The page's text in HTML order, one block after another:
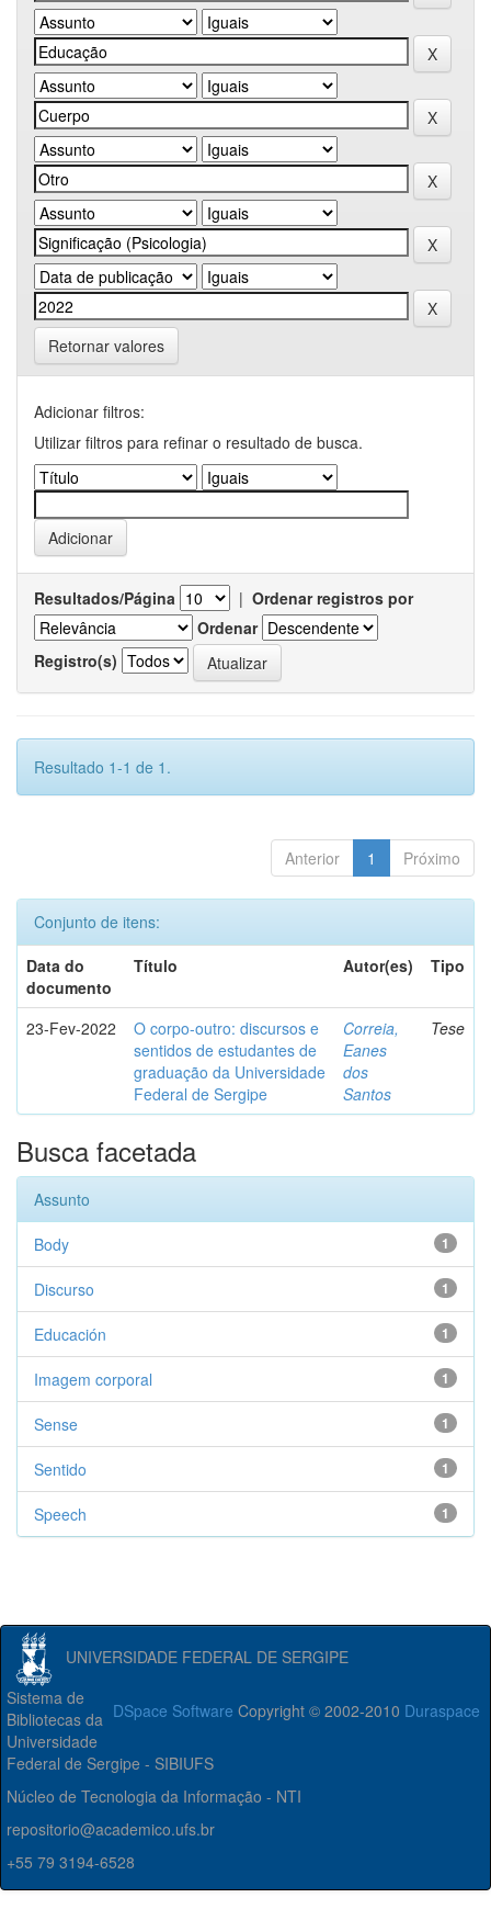
Retornar valores
Adicionar filtros:
Utilizar filtros para refinar o resultado de busca.
Resultados/Página | Ordenar registros por
Ordenar
Registro(s)
Resultado 1-1 de 1.
Anterior 1 Próximo
Conjunto de itens:
Data do
documento
Título Autor(es) Tipo
23-Fev-2022
O corpo-outro: discursos e
sentidos de estudantes de
graduação da Universidade
Federal de Sergipe
Correia,
Eanes
dos
Santos
Tese
Busca facetada
Assunto
1
Body
1
Discurso
1
Educación
1
Imagem corporal
1
Sense
1
Sentido
1
Speech
UNIVERSIDADE FEDERAL DE SERGIPE
DSpace Software Copyright © 2002-2010 Duraspace
Sistema de
Bibliotecas da
Universidade
Federal de Sergipe - SIBIUFS
Núcleo de Tecnologia da Informação - NTI
repositorio@academico.ufs.br
+55 79 3194-6528